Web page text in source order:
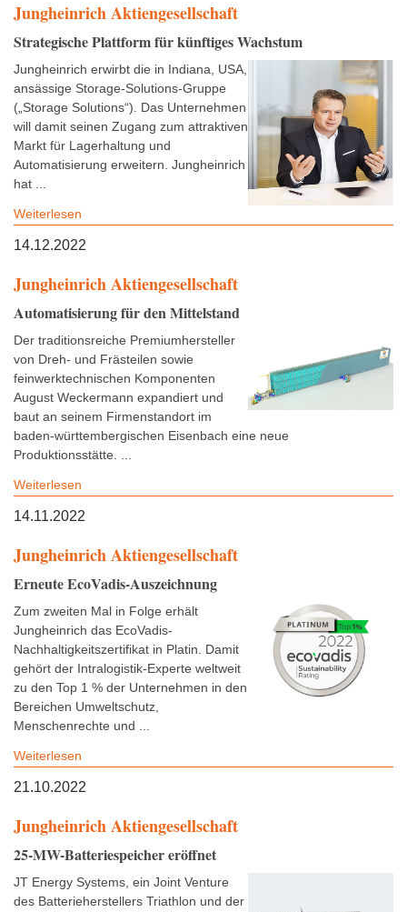
Jungheinrich Aktiengesellschaft
Strategische Plattform für künftiges Wachstum
Jungheinrich erwirbt die in Indiana, USA,
ansässige Storage-Solutions-Gruppe
(„Storage Solutions“). Das Unternehmen
will damit seinen Zugang zum attraktiven
Markt für Lagerhaltung und
Automatisierung erweitern. Jungheinrich
hat ...
Weiterlesen
14.12.2022
Jungheinrich Aktiengesellschaft
Automatisierung für den Mittelstand
Der traditionsreiche Premiumhersteller
von Dreh- und Frästeilen sowie
feinwerktechnischen Komponenten
August Weckermann expandiert und
baut an seinem Firmenstandort im
baden-württembergischen Eisenbach eine neue
Produktionsstätte. ...
Weiterlesen
14.11.2022
Jungheinrich Aktiengesellschaft
Erneute EcoVadis-Auszeichnung
Zum zweiten Mal in Folge erhält
Jungheinrich das EcoVadis-
Nachhaltigkeitszertifikat in Platin. Damit
gehört der Intralogistik-Experte weltweit
zu den Top 1 % der Unternehmen in den
Bereichen Umweltschutz,
Menschenrechte und ...
Weiterlesen
21.10.2022
Jungheinrich Aktiengesellschaft
25-MW-Batteriespeicher eröffnet
JT Energy Systems, ein Joint Venture
des Batterieherstellers Triathlon und der